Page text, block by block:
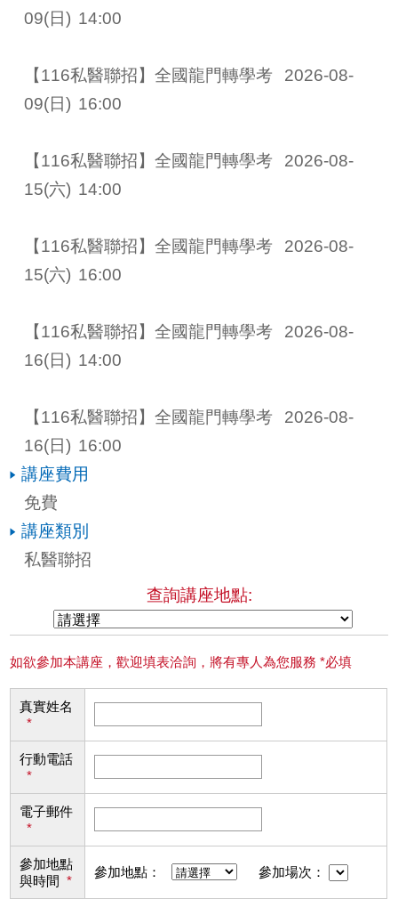
09(日) 14:00
【116私醫聯招】全國龍門轉學考
2026-08-
09(日) 16:00
【116私醫聯招】全國龍門轉學考
2026-08-
15(六) 14:00
【116私醫聯招】全國龍門轉學考
2026-08-
15(六) 16:00
【116私醫聯招】全國龍門轉學考
2026-08-
16(日) 14:00
【116私醫聯招】全國龍門轉學考
2026-08-
16(日) 16:00
講座費用
免費
講座類別
私醫聯招
查詢講座地點:
如欲參加本講座，歡迎填表洽詢，將有專人為您服務 *必填
真實姓名
*
行動電話
*
電子郵件
*
參加地點
與時間 *
參加地點： 參加場次：